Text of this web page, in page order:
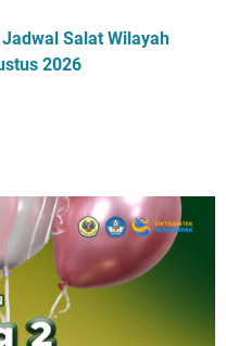
Salat Wilayah
2026